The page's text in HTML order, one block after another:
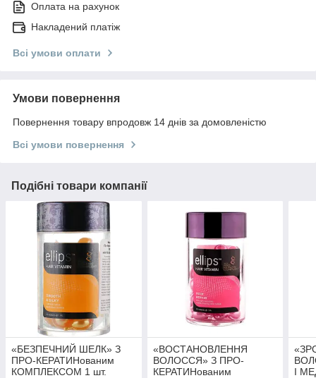
Оплата на рахунок
Накладений платіж
Всі умови оплати
Умови повернення
Повернення товару впродовж 14 днів за домовленістю
Всі умови повернення
Подібні товари компанії
«БЕЗПЕЧНИЙ ШЕЛК» З
ПРО-КЕРАТИНованим
КОМПЛЕКСОМ 1 шт.
«ВОСТАНОВЛЕННЯ
ВОЛОССЯ» З ПРО-
КЕРАТИНованим
І